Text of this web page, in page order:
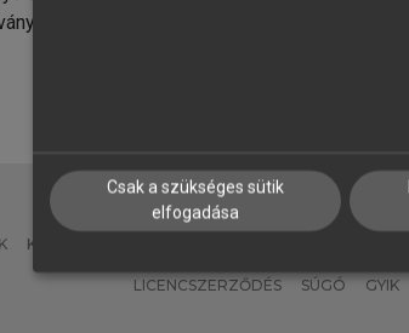
KÖNYVTÁROSOKNAK
LICENCSZERZŐDÉS SÚGÓ GYIK
Csak a szükséges sütik
elfogadása